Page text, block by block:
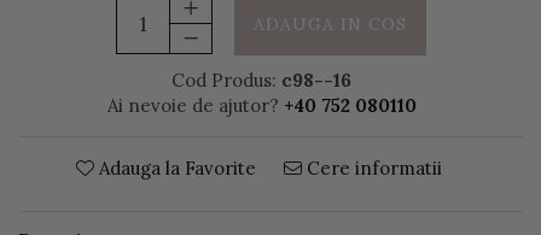
ADAUGA IN COS
Cod Produs: c98--16
Ai nevoie de ajutor? +40 752 080110
Adauga la Favorite Cere informatii